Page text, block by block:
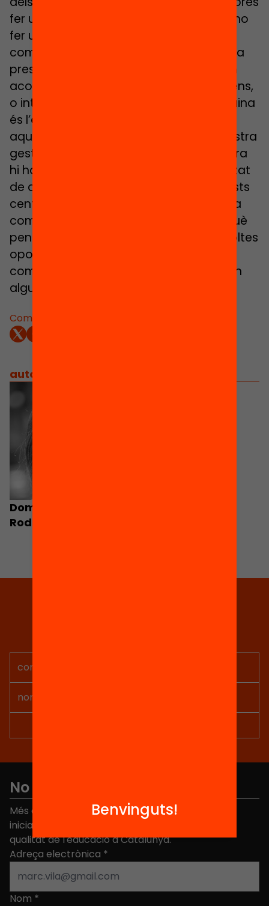
Comparteix:
fer un seguiment però no fiscalitzador, no
fer un seguiment des del retiment de
comptes, no fer un seguiment de fer una
presentació d’on hem arribat i què hem
aconseguit, sinó un seguiment més intens,
o intensiu, però que faci referència a quina
és l’equitat entre les demandes i tot
aquest ball de xifres que tenim en la nostra
gestió de centre i veure de quina manera
hi ha un reconeixement més personalitzat
de quina és la tasca que es fa en aquests
centres. Que jo no voldria dir de màxima
complexitat, sempre m’ha rascat, perquè
penso que som centres que donem moltes
oportunitats, per tant canviem
complexitat per alguna altra paraula, en
algun altre moment del debat.
autors
Domitila Viñas i
Rodríguez
No et perdis res
Més de 40.000 persones ja han triat Equitat. Rep
iniciatives, propostes i projectes per millorar la
qualitat de l'educació a Catalunya.
Adreça electrònica *
Nom *
Benvinguts!